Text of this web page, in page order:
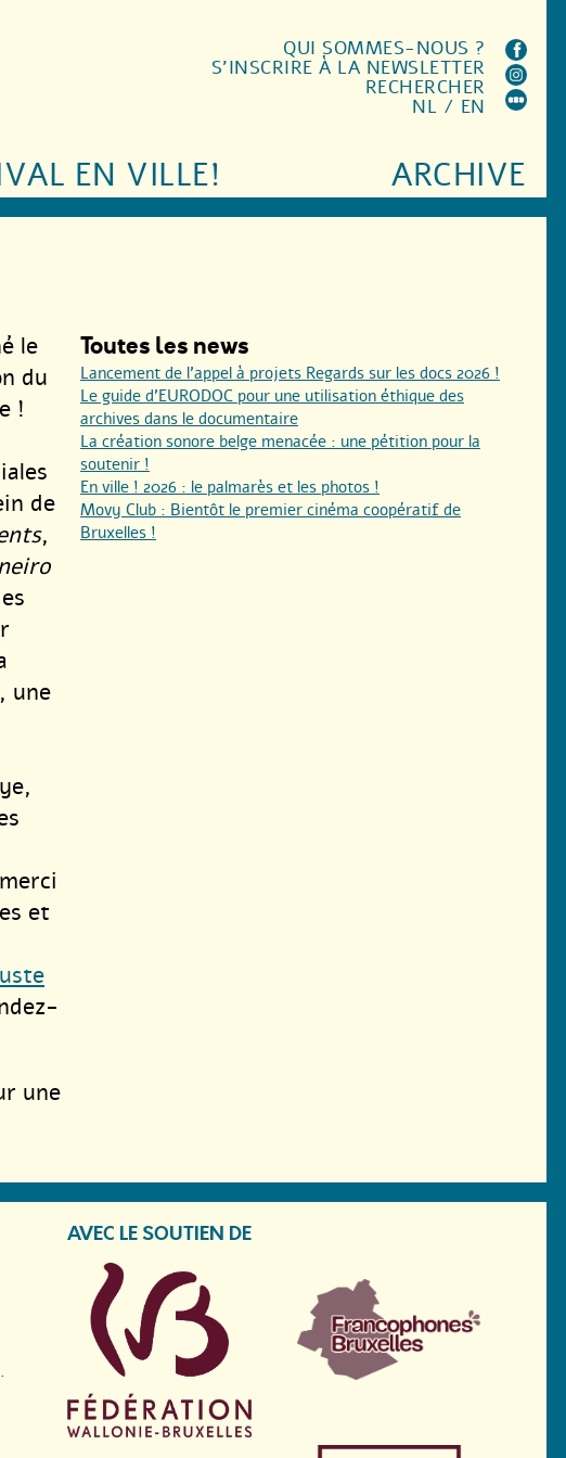
EN VILLE! ARCHIVE
QUI SOMMES-NOUS ?
S'INSCRIRE À LA NEWSLETTER
RECHERCHER
NL / EN
le
du
!
de
,
une
et
une
Toutes les news
Lancement de l’appel à projets Regards sur les docs 2026 !
Le guide d’EURODOC pour une utilisation éthique des
archives dans le documentaire
La création sonore belge menacée : une pétition pour la
soutenir !
En ville ! 2026 : le palmarès et les photos !
Movy Club : Bientôt le premier cinéma coopératif de
Bruxelles !
AVEC LE SOUTIEN DE